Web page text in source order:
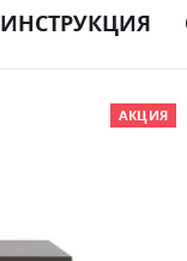
ИНСТРУКЦИЯ
АКЦИЯ